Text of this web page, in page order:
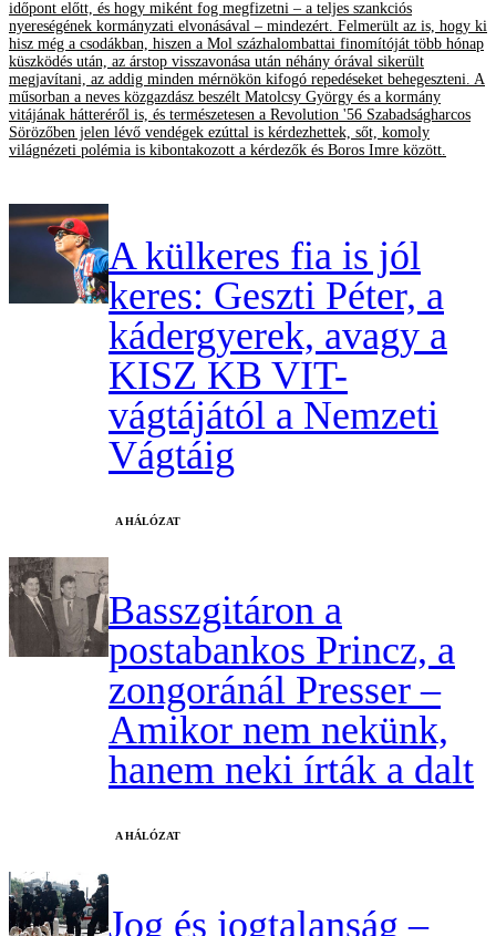
időpont előtt, és hogy miként fog megfizetni – a teljes szankciós
nyereségének kormányzati elvonásával – mindezért. Felmerült az is, hogy ki
hisz még a csodákban, hiszen a Mol százhalombattai finomítóját több hónap
küszködés után, az árstop visszavonása után néhány órával sikerült
megjavítani, az addig minden mérnökön kifogó repedéseket behegeszteni. A
műsorban a neves közgazdász beszélt Matolcsy György és a kormány
vitájának hátteréről is, és természetesen a Revolution '56 Szabadságharcos
Sörözőben jelen lévő vendégek ezúttal is kérdezhettek, sőt, komoly
világnézeti polémia is kibontakozott a kérdezők és Boros Imre között.
A külkeres fia is jól
keres: Geszti Péter, a
kádergyerek, avagy a
KISZ KB VIT-
vágtájától a Nemzeti
Vágtáig
A HÁLÓZAT
Basszgitáron a
postabankos Princz, a
zongoránál Presser –
Amikor nem nekünk,
hanem neki írták a dalt
A HÁLÓZAT
Jog és jogtalanság –